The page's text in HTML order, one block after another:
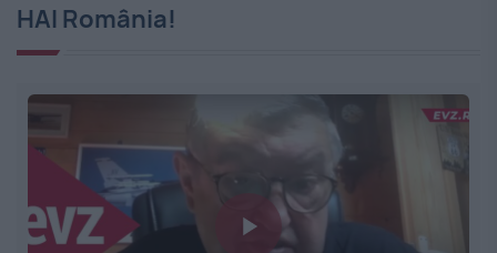
HAI România!